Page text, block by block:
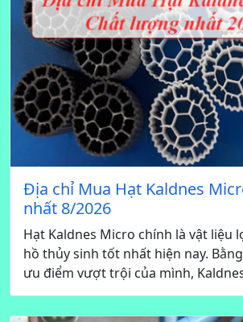
Địa chỉ Mua Hạt Kaldnes
nhất 8/2026
Hạt Kaldnes Micro chính là vật liệu
hồ thủy sinh tốt nhất hiện nay.
ưu điểm vượt trội của mình,